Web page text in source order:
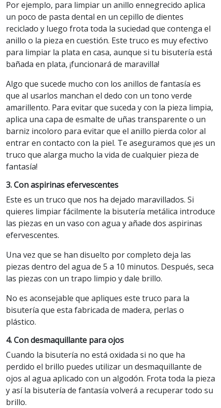
Por ejemplo, para limpiar un anillo ennegrecido aplica
un poco de pasta dental en un cepillo de dientes
reciclado y luego frota toda la suciedad que contenga el
anillo o la pieza en cuestión. Este truco es muy efectivo
para limpiar la plata en casa, aunque si tu bisutería está
bañada en plata, ¡funcionará de maravilla!
Algo que sucede mucho con los anillos de fantasía es
que al usarlos manchan el dedo con un tono verde
amarillento. Para evitar que suceda y con la pieza limpia,
aplica una capa de esmalte de uñas transparente o un
barniz incoloro para evitar que el anillo pierda color al
entrar en contacto con la piel. Te aseguramos que ¡es un
truco que alarga mucho la vida de cualquier pieza de
fantasía!
3. Con aspirinas efervescentes
Este es un truco que nos ha dejado maravillados. Si
quieres limpiar fácilmente la bisutería metálica introduce
las piezas en un vaso con agua y añade dos aspirinas
efervescentes.
Una vez que se han disuelto por completo deja las
piezas dentro del agua de 5 a 10 minutos. Después, seca
las piezas con un trapo limpio y dale brillo.
No es aconsejable que apliques este truco para la
bisutería que esta fabricada de madera, perlas o
plástico.
4. Con desmaquillante para ojos
Cuando la bisutería no está oxidada si no que ha
perdido el brillo puedes utilizar un desmaquillante de
ojos al agua aplicado con un algodón. Frota toda la pieza
y así la bisutería de fantasía volverá a recuperar todo su
brillo.